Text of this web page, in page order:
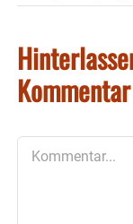
Kommentar